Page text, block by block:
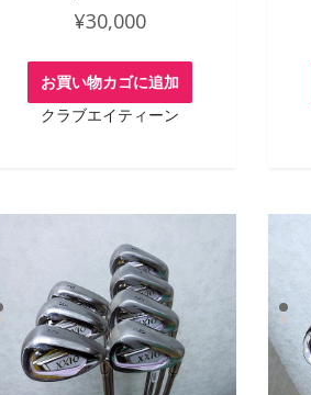
¥30,000
お買い物カゴに追加
クラブエイティーン